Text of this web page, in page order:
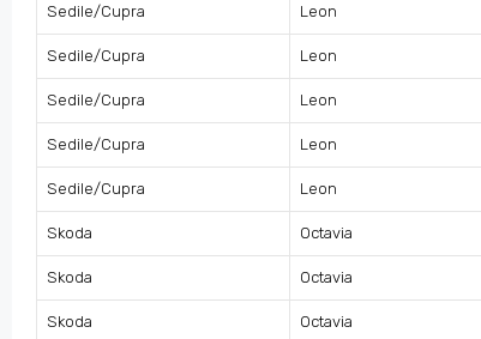
Sedile/Cupra Leon
Sedile/Cupra Leon
Sedile/Cupra Leon
Sedile/Cupra Leon
Sedile/Cupra Leon
Skoda Octavia
Skoda Octavia
Skoda Octavia